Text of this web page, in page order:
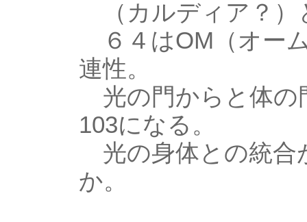
（カルディア？）
６４はOM（オー
連性。
光の門からと体の
103になる。
光の身体との統合
か。